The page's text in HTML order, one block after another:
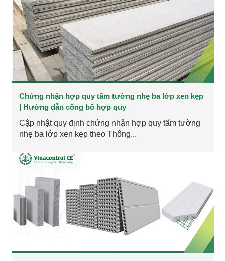
Chứng nhận hợp quy tấm tường nhẹ ba lớp xen kẹp
| Hướng dẫn công bố hợp quy
Cập nhật quy định chứng nhận hợp quy tấm tường
nhẹ ba lớp xen kẹp theo Thông...